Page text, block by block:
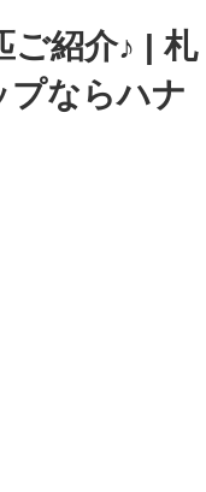
ご紹介♪ | 札
プならハナ